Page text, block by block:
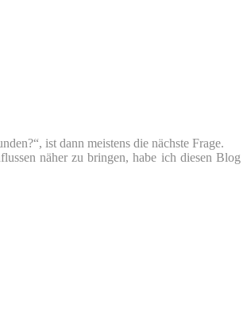
ist dann meistens die nächste Frage.
näher zu bringen, habe ich diesen Blog